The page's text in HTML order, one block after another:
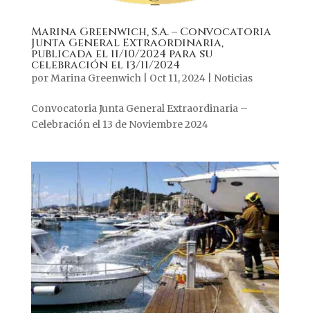
Marina Greenwich, S.A. – Convocatoria
Junta General Extraordinaria,
publicada el 11/10/2024 para su
celebración el 13/11/2024
porMarina Greenwich| Oct 11, 2024| Noticias
Convocatoria Junta General Extraordinaria –
Celebración el 13 de Noviembre 2024